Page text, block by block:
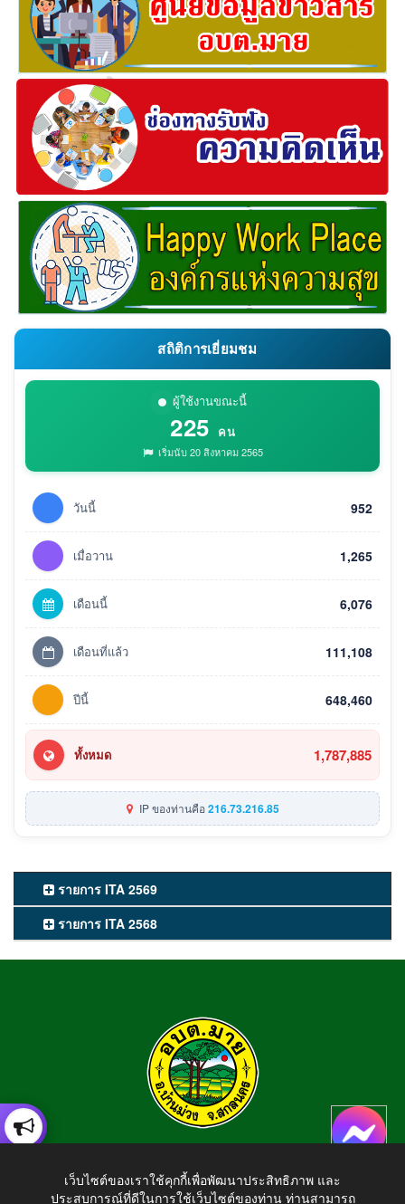
สถิติการเยี่ยมชม
ผู้ใช้งานขณะนี้
225 คน
เริ่มนับ 20 สิงหาคม 2565
วันนี้ 952
เมื่อวาน 1,265
เดือนนี้ 6,076
เดือนที่แล้ว 111,108
ปีนี้ 648,460
ทั้งหมด 1,787,885
IP ของท่านคือ216.73.216.85
รายการ ITA 2569
รายการ ITA 2568
อำเภอบ้านม่วง จังหวัดสกลนคร สอบถามข้อมูลโทร 042-794924
เว็บไซต์ของเราใช้คุกกี้เพื่อพัฒนาประสิทธิภาพ และ
ประสบการณ์ที่ดีในการใช้เว็บไซต์ของท่าน ท่านสามารถ